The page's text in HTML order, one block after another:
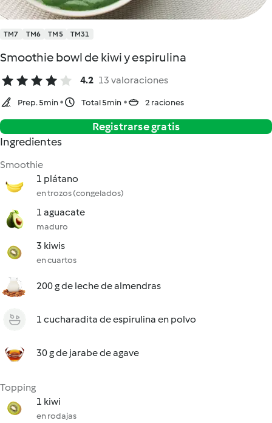
TM7 TM6 TM5 TM31
Smoothie bowl de kiwi y espirulina
4.2 13 valoraciones
Prep. 5min Total 5min 2 raciones
Registrarse gratis
Ingredientes
Smoothie
1 plátano
en trozos (congelados)
1 aguacate
maduro
3 kiwis
en cuartos
200 g de leche de almendras
1 cucharadita de espirulina en polvo
30 g de jarabe de agave
Topping
1 kiwi
en rodajas